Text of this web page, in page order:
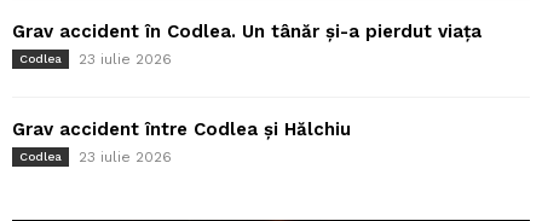
Grav accident în Codlea. Un tânăr și-a pierdut viața
Codlea 23 iulie 2026
Grav accident între Codlea și Hălchiu
Codlea 23 iulie 2026